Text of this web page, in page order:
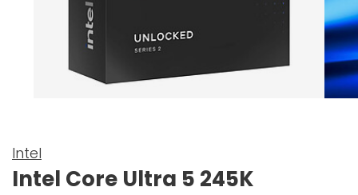
Intel
Intel Core Ultra 5 245K